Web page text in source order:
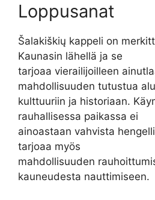
Loppusanat
Šalakiškių kappeli on
Kaunasin lähellä ja se
tarjoaa vierailijoilleen
mahdollisuuden tutustua
kulttuuriin ja historiaan.
rauhallisessa paikassa ei
ainoastaan vahvista
tarjoaa myös
mahdollisuuden
kauneudesta nauttimiseen.